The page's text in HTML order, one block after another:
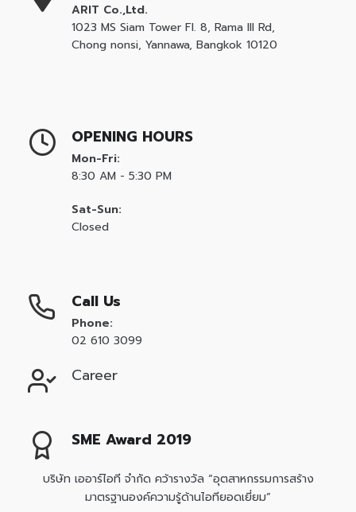
ARIT Co.,Ltd.
1023 MS Siam Tower Fl. 8, Rama III Rd,
Chong nonsi, Yannawa, Bangkok 10120
OPENING HOURS
Mon-Fri:
8:30 AM - 5:30 PM
Sat-Sun:
Closed
Call Us
Phone:
02 610 3099
Career
SME Award 2019
บริษัท เออาร์ไอที จำกัด คว้ารางวัล “อุตสาหกรรมการสร้าง
มาตรฐานองค์ความรู้ด้านไอทียอดเยี่ยม”